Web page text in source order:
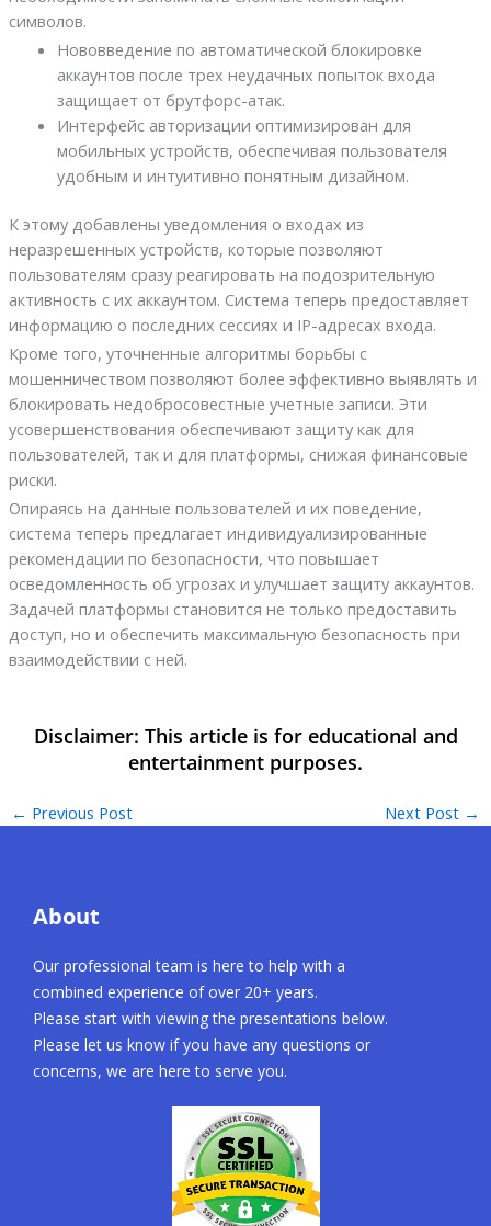
символов.
Нововведение по автоматической блокировке
аккаунтов после трех неудачных попыток входа
защищает от брутфорс-атак.
Интерфейс авторизации оптимизирован для
мобильных устройств, обеспечивая пользователя
удобным и интуитивно понятным дизайном.
К этому добавлены уведомления о входах из
неразрешенных устройств, которые позволяют
пользователям сразу реагировать на подозрительную
активность с их аккаунтом. Система теперь предоставляет
информацию о последних сессиях и IP-адресах входа.
Кроме того, уточненные алгоритмы борьбы с
мошенничеством позволяют более эффективно выявлять и
блокировать недобросовестные учетные записи. Эти
усовершенствования обеспечивают защиту как для
пользователей, так и для платформы, снижая финансовые
риски.
Опираясь на данные пользователей и их поведение,
система теперь предлагает индивидуализированные
рекомендации по безопасности, что повышает
осведомленность об угрозах и улучшает защиту аккаунтов.
Задачей платформы становится не только предоставить
доступ, но и обеспечить максимальную безопасность при
взаимодействии с ней.
← Previous Post Next Post →
About
Our professional team is here to help with a
combined experience of over 20+ years.
Please start with viewing the presentations below.
Please let us know if you have any questions or
concerns, we are here to serve you.